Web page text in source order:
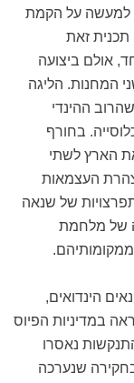
למעשה על הקמת
זאת
אולם ביצועה
המחנות. הליגה
ההינדי
בחורף
את הארץ לשתי
העצמאות
הביאו לידי התפרצויות של שנאה
של מלחמת
ממקומותיהם.
קנאים הינדואים,
במדיניות הפיוס
נאסרו
שנערכה